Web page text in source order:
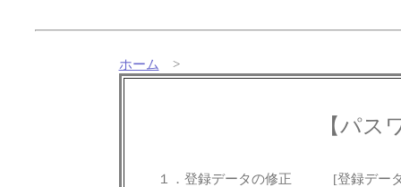
ホーム >
【パス
１．登録データの修正
[登録デー